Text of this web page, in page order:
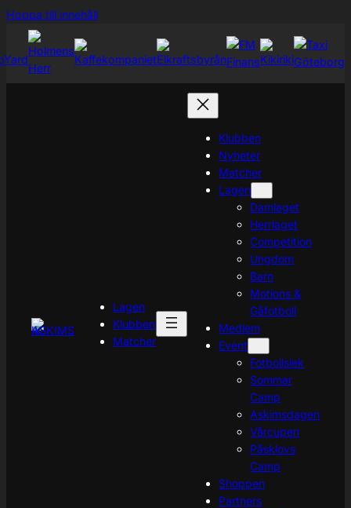
Hoppa till innehållHoppa
Lagen
Klubben
Matcher
Klubben
Nyheter
Matcher
Lagen
Damlaget
Herrlaget
Competition
Ungdom
Barn
Motions &
Gåfotboll
Medlem
Event
Fotbollslek
Sommar
Camp
Askimsdagen
Vårcupen
Påsklovs
Camp
Shoppen
Partners